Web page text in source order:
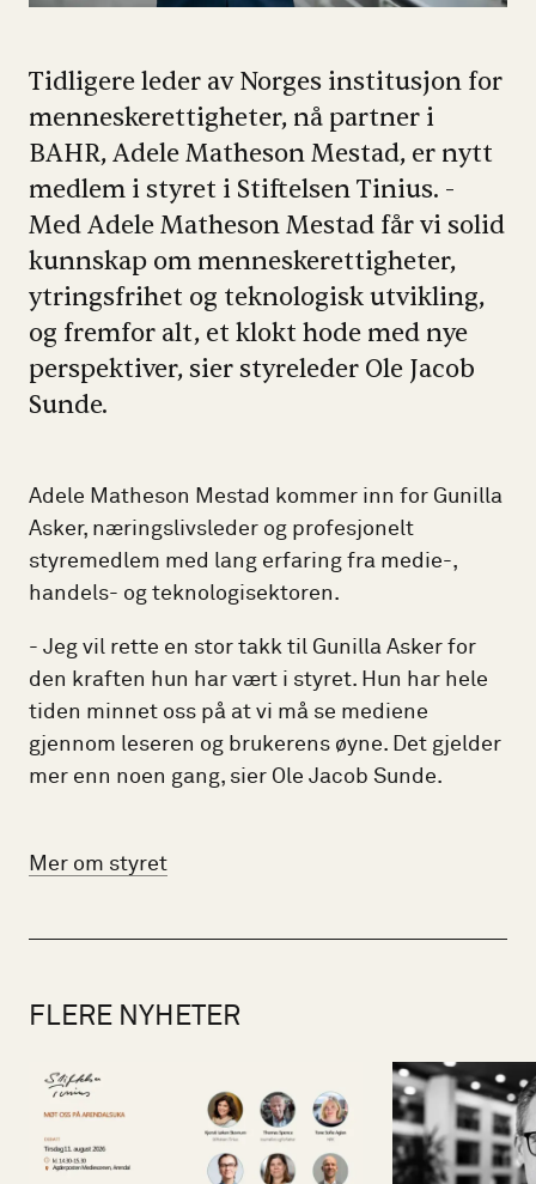
Tidligere leder av Norges institusjon for
menneskerettigheter, nå partner i
BAHR, Adele Matheson Mestad, er nytt
medlem i styret i Stiftelsen Tinius. -
Med Adele Matheson Mestad får vi solid
kunnskap om menneskerettigheter,
ytringsfrihet og teknologisk utvikling,
og fremfor alt, et klokt hode med nye
perspektiver, sier styreleder Ole Jacob
Sunde.
Adele Matheson Mestad kommer inn for Gunilla
Asker, næringslivsleder og profesjonelt
styremedlem med lang erfaring fra medie-,
handels- og teknologisektoren.
- Jeg vil rette en stor takk til Gunilla Asker for
den kraften hun har vært i styret. Hun har hele
tiden minnet oss på at vi må se mediene
gjennom leseren og brukerens øyne. Det gjelder
mer enn noen gang, sier Ole Jacob Sunde.
Mer om styret
FLERE NYHETER